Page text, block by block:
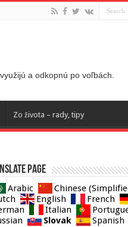
a odkopnú po voľbách.
Zo života – rady, tipy
page
Arabic
Chinese
English
French
Italian
Slovak Spanish